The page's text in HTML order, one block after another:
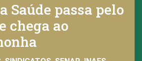
Saúde passa pelo
chega ao